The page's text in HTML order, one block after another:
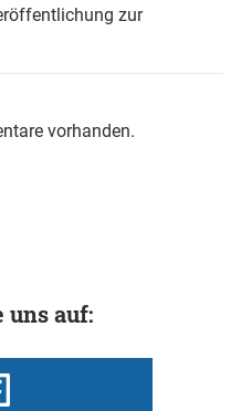
zur
vorhanden.
uns auf: